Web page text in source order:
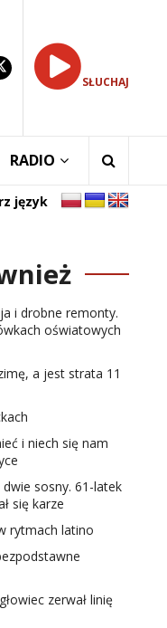
SŁUCHAJ
RADIO
język
i drobne remonty.
oświatowych
a jest strata 11
i niech się nam
dwie sosny. 61-latek
się karze
rytmach latino
zerwał linię